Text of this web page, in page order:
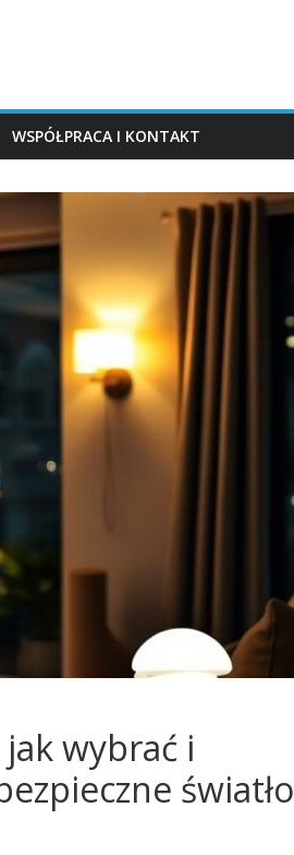
WSPÓŁPRACA I KONTAKT
wybrać i
światło